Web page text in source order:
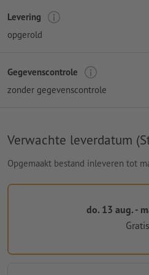
Levering
opgerold
Gegevenscontrole
zonder gegevenscontrole
Verwachte leverdatum
Opgemaakt bestand inleveren tot
do. 13 aug. -
Gratis